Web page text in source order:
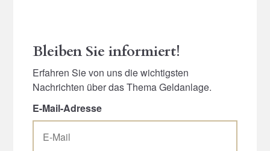
Bleiben Sie informiert!
Erfahren Sie von uns die wichtigsten
Nachrichten über das Thema Geldanlage.
E-Mail-Adresse